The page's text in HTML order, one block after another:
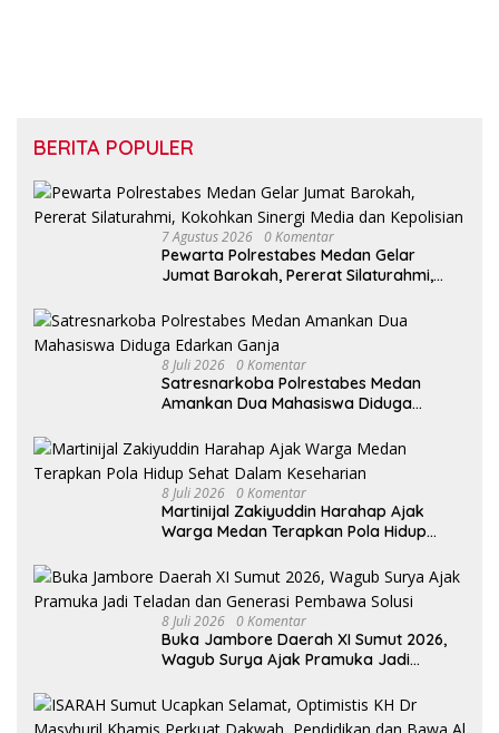
BERITA POPULER
7 Agustus 2026 0 Komentar
Pewarta Polrestabes Medan Gelar
Jumat Barokah, Pererat Silaturahmi,
8 Juli 2026 0 Komentar
Satresnarkoba Polrestabes Medan
Amankan Dua Mahasiswa Diduga
8 Juli 2026 0 Komentar
Martinijal Zakiyuddin Harahap Ajak
Warga Medan Terapkan Pola Hidup
8 Juli 2026 0 Komentar
Buka Jambore Daerah XI Sumut 2026,
Wagub Surya Ajak Pramuka Jadi